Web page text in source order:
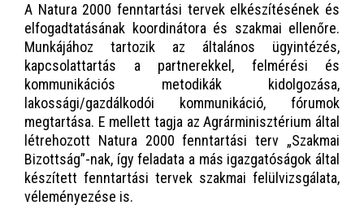
A Natura 2000 fenntartási tervek elkészítésének és
elfogadtatásának koordinátora és szakmai ellenőre.
Munkájához tartozik az általános ügyintézés,
kapcsolattartás a partnerekkel, felmérési és
kommunikációs metodikák kidolgozása,
lakossági/gazdálkodói kommunikáció, fórumok
megtartása. E mellett tagja az Agrárminisztérium által
létrehozott Natura 2000 fenntartási terv „Szakmai
Bizottság”-nak, így feladata a más igazgatóságok által
készített fenntartási tervek szakmai felülvizsgálata,
véleményezése is.